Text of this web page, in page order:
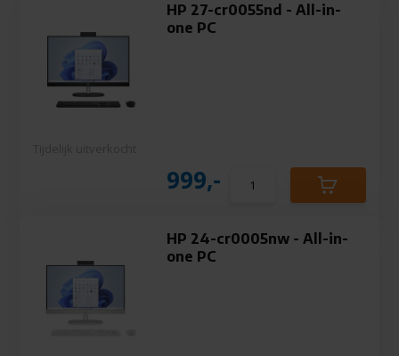
HP 27-cr0055nd - All-in-
one PC
999,-
HP 24-cr0005nw - All-in-
one PC